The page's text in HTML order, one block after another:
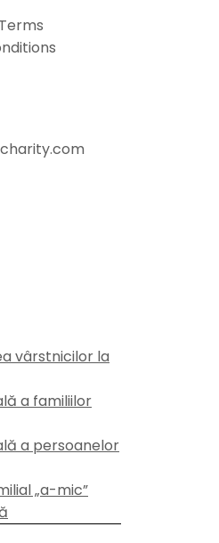
Terms
vârstnicilor la
a familiilor
a persoanelor
„a-mic”